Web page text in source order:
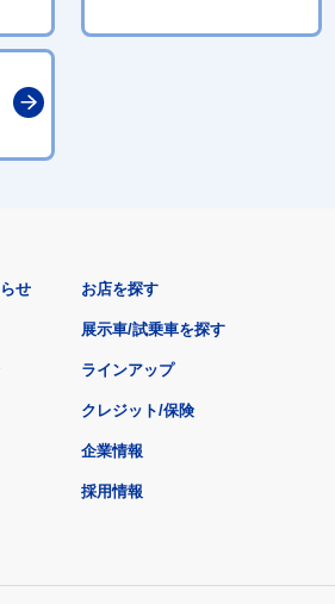
せ お店を探す
展示車/試乗車を探す
ラインアップ
クレジット/保険
企業情報
採用情報